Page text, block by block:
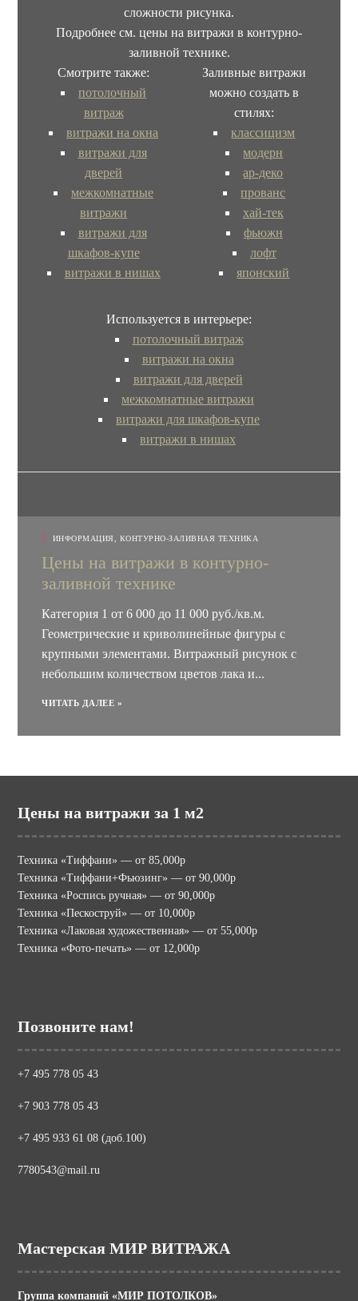
сложности рисунка.
Подробнее см. цены на витражи в контурно-
заливной технике.
Смотрите также:
потолочный
витраж
витражи на окна
витражи для
дверей
межкомнатные
витражи
витражи для
шкафов-купе
витражи в нишах
Заливные витражи
можно создать в
стилях:
классицизм
модерн
ар-деко
прованс
хай-тек
фьюжн
лофт
японский
Используется в интерьере:
потолочный витраж
витражи на окна
витражи для дверей
межкомнатные витражи
витражи для шкафов-купе
витражи в нишах
ИНФОРМАЦИЯ КОНТУРНО-ЗАЛИВНАЯ ТЕХНИКА
Цены на витражи в контурно-
заливной технике
Категория 1 от 6 000 до 11 000 руб./кв.м.
Геометрические и криволинейные фигуры с
крупными элементами. Витражный рисунок с
небольшим количеством цветов лака и...
ЧИТАТЬ ДАЛЕЕ »
Цены на витражи за 1 м2
Техника «Тиффани» — от 85,000р
Техника «Тиффани+Фьюзинг» — от 90,000р
Техника «Роспись ручная» — от 90,000р
Техника «Пескоструй» — от 10,000р
Техника «Лаковая художественная» — от 55,000р
Техника «Фото-печать» — от 12,000р
Позвоните нам!
+7 495 778 05 43
+7 903 778 05 43
+7 495 933 61 08 (доб.100)
7780543@mail.ru
Мастерская МИР ВИТРАЖА
Группа компаний «МИР ПОТОЛКОВ»